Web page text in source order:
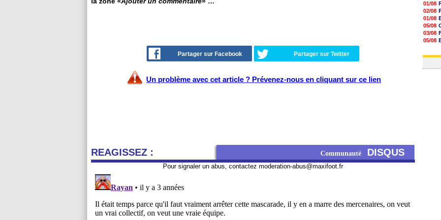
Partager sur Facebook Partager sur Twitter
Un problème avec cet article ? Prévenez-nous en cliquant sur ce lien
REAGISSEZ : Communauté DISQUS
Pour signaler un abus, contactez moderation-abus@maxifoot.fr
01/08
02/08
01/08
05/08
03/08
05/08
03/08